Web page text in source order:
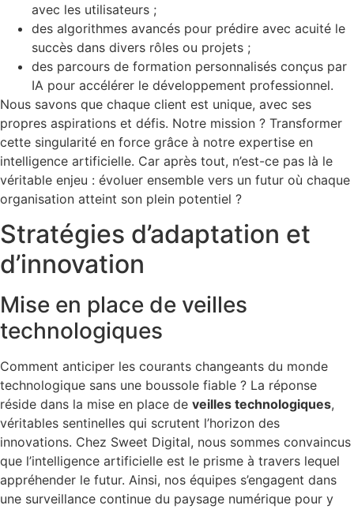
avec les utilisateurs ;
des algorithmes avancés pour prédire avec acuité le
succès dans divers rôles ou projets ;
des parcours de formation personnalisés conçus par
IA pour accélérer le développement professionnel.
Nous savons que chaque client est unique, avec ses
propres aspirations et défis. Notre mission ? Transformer
cette singularité en force grâce à notre expertise en
intelligence artificielle. Car après tout, n’est-ce pas là le
véritable enjeu : évoluer ensemble vers un futur où chaque
organisation atteint son plein potentiel ?
Stratégies d’adaptation et
d’innovation
Mise en place de veilles
technologiques
Comment anticiper les courants changeants du monde
technologique sans une boussole fiable ? La réponse
réside dans la mise en place de veilles technologiques,
véritables sentinelles qui scrutent l’horizon des
innovations. Chez Sweet Digital, nous sommes convaincus
que l’intelligence artificielle est le prisme à travers lequel
appréhender le futur. Ainsi, nos équipes s’engagent dans
une surveillance continue du paysage numérique pour y